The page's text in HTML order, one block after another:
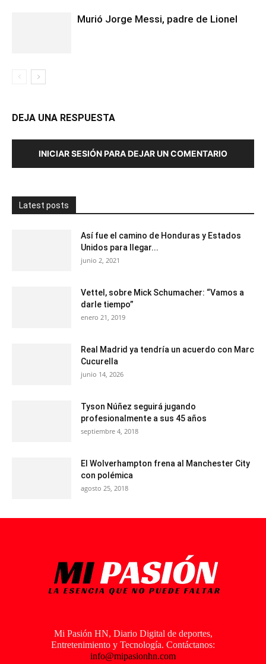
Murió Jorge Messi, padre de Lionel
DEJA UNA RESPUESTA
INICIAR SESIÓN PARA DEJAR UN COMENTARIO
Latest posts
Así fue el camino de Honduras y Estados
Unidos para llegar...
junio 2, 2021
Vettel, sobre Mick Schumacher: “Vamos a
darle tiempo”
enero 21, 2019
Real Madrid ya tendría un acuerdo con Marc
Cucurella
junio 14, 2026
Tyson Núñez seguirá jugando
profesionalmente a sus 45 años
septiembre 4, 2018
El Wolverhampton frena al Manchester City
con polémica
agosto 25, 2018
Mi Pasión HN, Diario Digital de deportes,
Entretenimiento y Tecnología. Contáctanos:
info@mipasionhn.com